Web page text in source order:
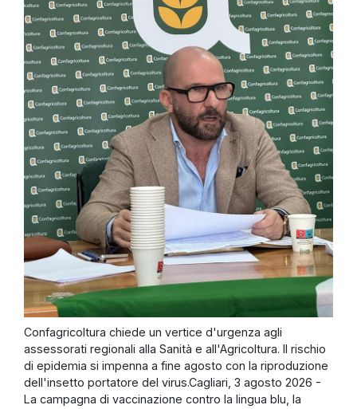
Confagricoltura chiede un vertice d'urgenza agli
assessorati regionali alla Sanità e all'Agricoltura. Il rischio
di epidemia si impenna a fine agosto con la riproduzione
dell'insetto portatore del virus.Cagliari, 3 agosto 2026 -
La campagna di vaccinazione contro la lingua blu, la